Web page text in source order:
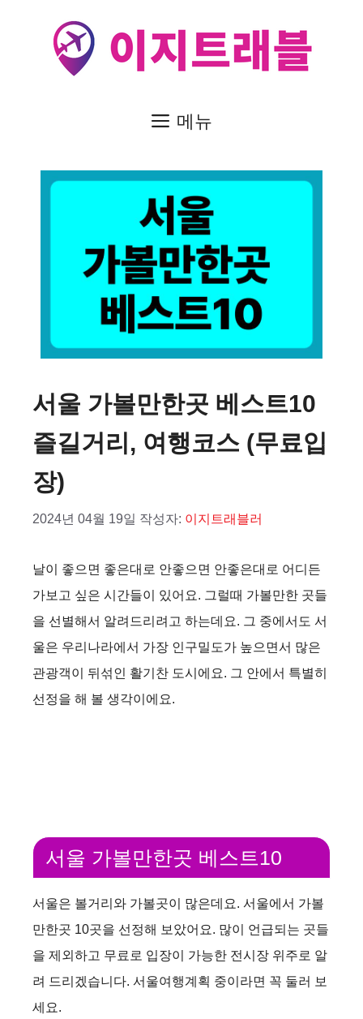
메뉴
서울 가볼만한곳 베스트10
즐길거리, 여행코스 (무료입
장)
2024년 04월 19일 작성자: 이지트래블러
날이 좋으면 좋은대로 안좋으면 안좋은대로 어디든
가보고 싶은 시간들이 있어요. 그럴때 가볼만한 곳들
을 선별해서 알려드리려고 하는데요. 그 중에서도 서
울은 우리나라에서 가장 인구밀도가 높으면서 많은
관광객이 뒤섞인 활기찬 도시에요. 그 안에서 특별히
선정을 해 볼 생각이에요.
서울 가볼만한곳 베스트10
서울은 볼거리와 가볼곳이 많은데요. 서울에서 가볼
만한곳 10곳을 선정해 보았어요. 많이 언급되는 곳들
을 제외하고 무료로 입장이 가능한 전시장 위주로 알
려 드리겠습니다. 서울여행계획 중이라면 꼭 둘러 보
세요.